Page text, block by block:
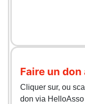
Faire un
Cliquer sur, ou
don via HelloAsso